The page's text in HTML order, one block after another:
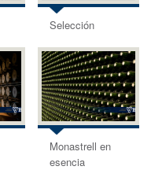
Selección
Monastrell en
esencia